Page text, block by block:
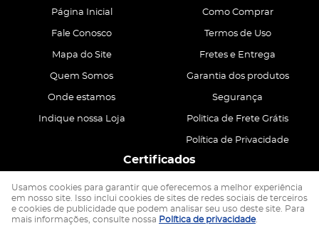
Página Inicial
Fale Conosco
Mapa do Site
Quem Somos
Onde estamos
Indique nossa Loja
Como Comprar
Termos de Uso
Fretes e Entrega
Garantia dos produtos
Segurança
Politica de Frete Grátis
Política de Privacidade
Certificados
CASA ATIVA LTDA CNPJ: 15.200.867/0001-68
Usamos cookies para garantir que oferecemos a melhor experiência
em nosso site. Isso inclui cookies de sites de redes sociais de terceiros
e cookies de publicidade que podem analisar seu uso deste site. Para
mais informações, consulte nossa Política de privacidade.